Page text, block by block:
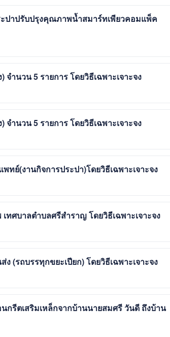
ปาปรับปรุงคุณภาพน้ำสมาร์ทเพียวคอมแพ็ค
ำนวน 5 รายการ โดยวิธีเฉพาะเจาะจง
ำนวน 5 รายการ โดยวิธีเฉพาะเจาะจง
ย์(งานกิจการประปา)โดยวิธีเฉพาะเจาะจง
ทศบาลตำบลศรีสำราญ โดยวิธีเฉพาะเจาะจง
(รถบรรทุกขยะเปียก) โดยวิธีเฉพาะเจาะจง
กรีตเสริมเหล็กจากบ้านนายสมศรี วันดี ถึงบ้าน